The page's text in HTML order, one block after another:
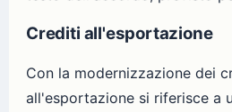
Crediti all'esportazione
Con la modernizzazione dei
all'esportazione si riferisce a